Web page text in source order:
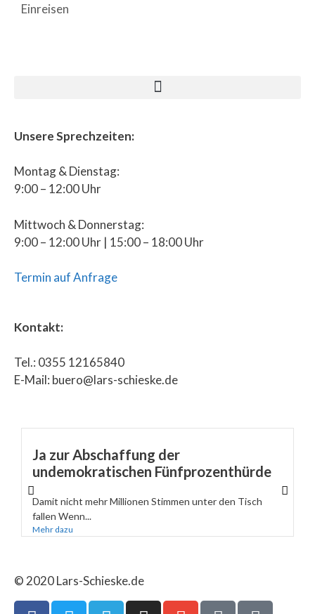
Einreisen
Unsere Sprechzeiten:
Montag & Dienstag:
9:00 – 12:00 Uhr
Mittwoch & Donnerstag:
9:00 – 12:00 Uhr | 15:00 – 18:00 Uhr
Termin auf Anfrage
Kontakt:
Tel.: 0355 12165840
E-Mail: buero@lars-schieske.de
Ja zur Abschaffung der
undemokratischen Fünfprozenthürde
Damit nicht mehr Millionen Stimmen unter den Tisch
fallen Wenn...
Mehr dazu
© 2020 Lars-Schieske.de